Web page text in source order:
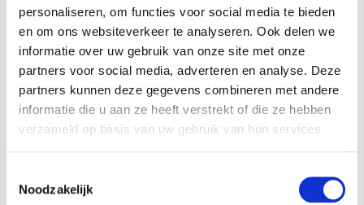
personaliseren, om functies voor social media te bieden
en om ons websiteverkeer te analyseren. Ook delen we
informatie over uw gebruik van onze site met onze
partners voor social media, adverteren en analyse. Deze
partners kunnen deze gegevens combineren met andere
informatie die u aan ze heeft verstrekt of die ze hebben
verzameld op basis van uw gebruik van hun services.
Noodzakelijk
Kenmerken
MADE IN ITALY
Gegarandeerde veiligheid en kwaliteit.
atmosfeeranalysator die: